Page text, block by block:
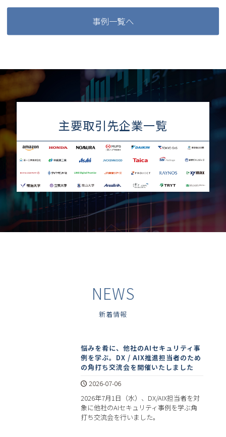
事例一覧へ
主要取引先企業一覧
NEWS
新着情報
悩みを肴に、他社のAIセキュリティ事
例を学ぶ。DX / AIX推進担当者のため
の角打ち交流会を開催いたしました
2026-07-06
2026年7月1日（水）、DX/AIX担当者を対
象に他社のAIセキュリティ事例を学ぶ角
打ち交流会を行いました。